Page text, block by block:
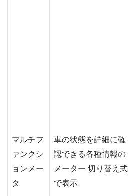
マルチフ
ァンクシ
ョンメー
タ
車の状態を詳細に確
認できる各種情報の
メーター 切り替え式
で表示